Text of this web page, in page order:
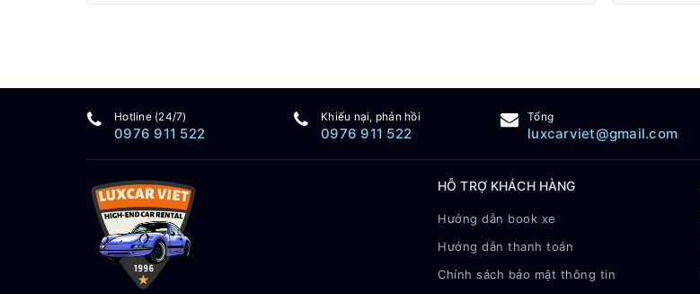
Hotline (24/7)
0976 911 522
Khiếu nại, phản hồi
0976 911 522
Tổng
luxcarviet@gmail.com
HỖ TRỢ KHÁCH HÀNG
Hướng dẫn book xe
Hướng dẫn thanh toán
Chính sách bảo mật thông tin